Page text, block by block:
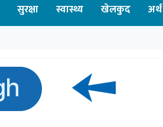
सुरक्षा स्वास्थ्य खेलकुद अर्थ